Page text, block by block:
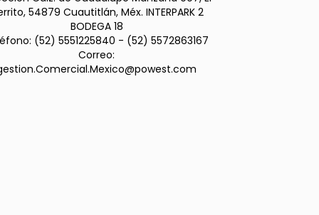
54879 Cuautitlán, Méx. INTERPARK 2
BODEGA 18
(52) 5551225840 - (52) 5572863167
Correo: